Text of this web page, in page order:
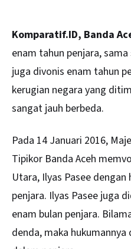
Komparatif.ID, Banda
enam tahun penjara,
juga divonis enam tahun
kerugian negara yang
sangat jauh berbeda.
Pada 14 Januari 2016,
Tipikor Banda Aceh
Utara, Ilyas Pasee
penjara. Ilyas Pasee juga
enam bulan penjara.
denda, maka